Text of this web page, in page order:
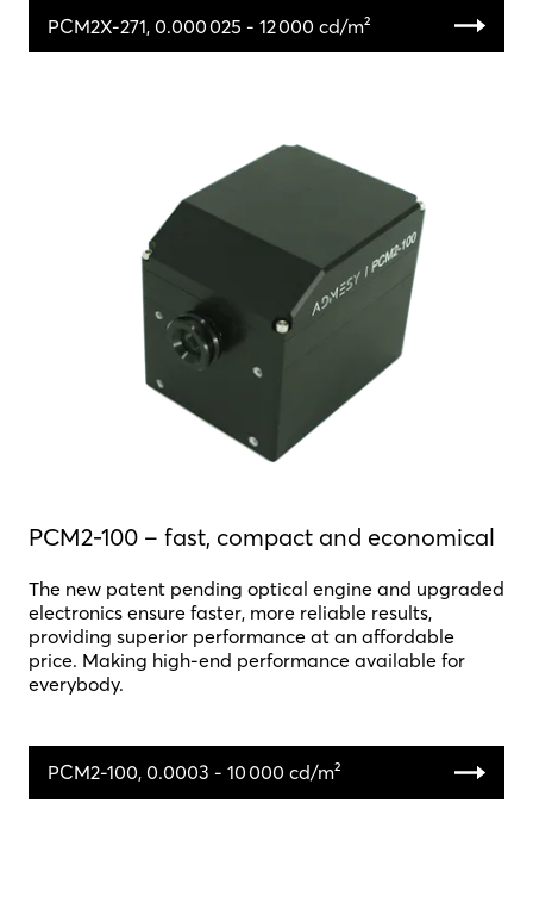
PCM2X-271, 0.000 025 - 12 000 cd/m²
PCM2-100 − fast, compact and economical
The new patent pending optical engine and upgraded
electronics ensure faster, more reliable results,
providing superior performance at an affordable
price. Making high-end performance available for
everybody.
PCM2-100, 0.0003 - 10 000 cd/m²